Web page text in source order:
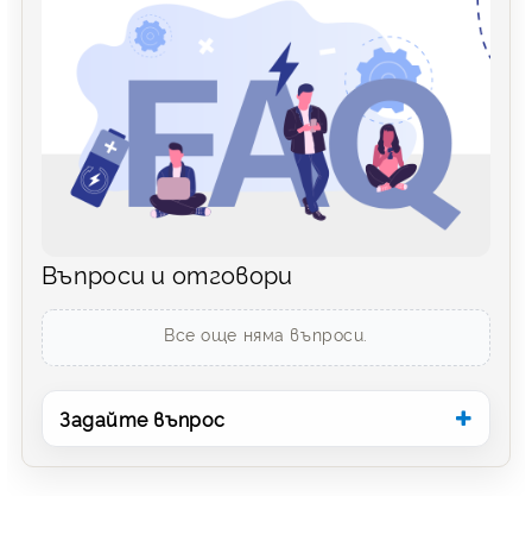
Въпроси и отговори
Все още няма въпроси.
Задайте въпрос